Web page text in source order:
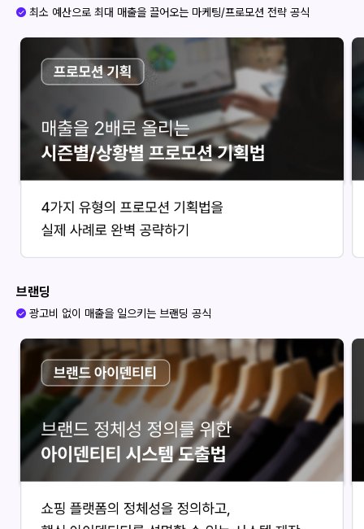
최소 예산으로 최대 매출을 끌어오는 마케팅/프로모션 전략 공식
브랜딩
광고비 없이 매출을 일으키는 브랜딩 공식